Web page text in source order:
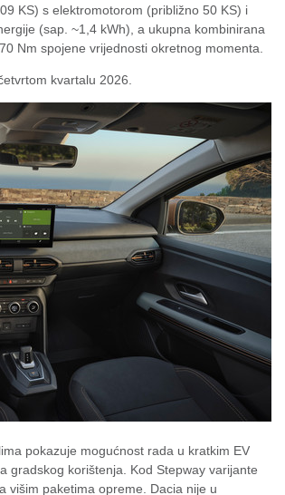
KS) s elektromotorom (približno 50 KS) i
(sap. ~1,4 kWh), a ukupna kombinirana
Nm spojene vrijednosti okretnog momenta.
kvartalu 2026.
pokazuje mogućnost rada u kratkim EV
gradskog korištenja. Kod Stepway varijante
višim paketima opreme. Dacia nije u